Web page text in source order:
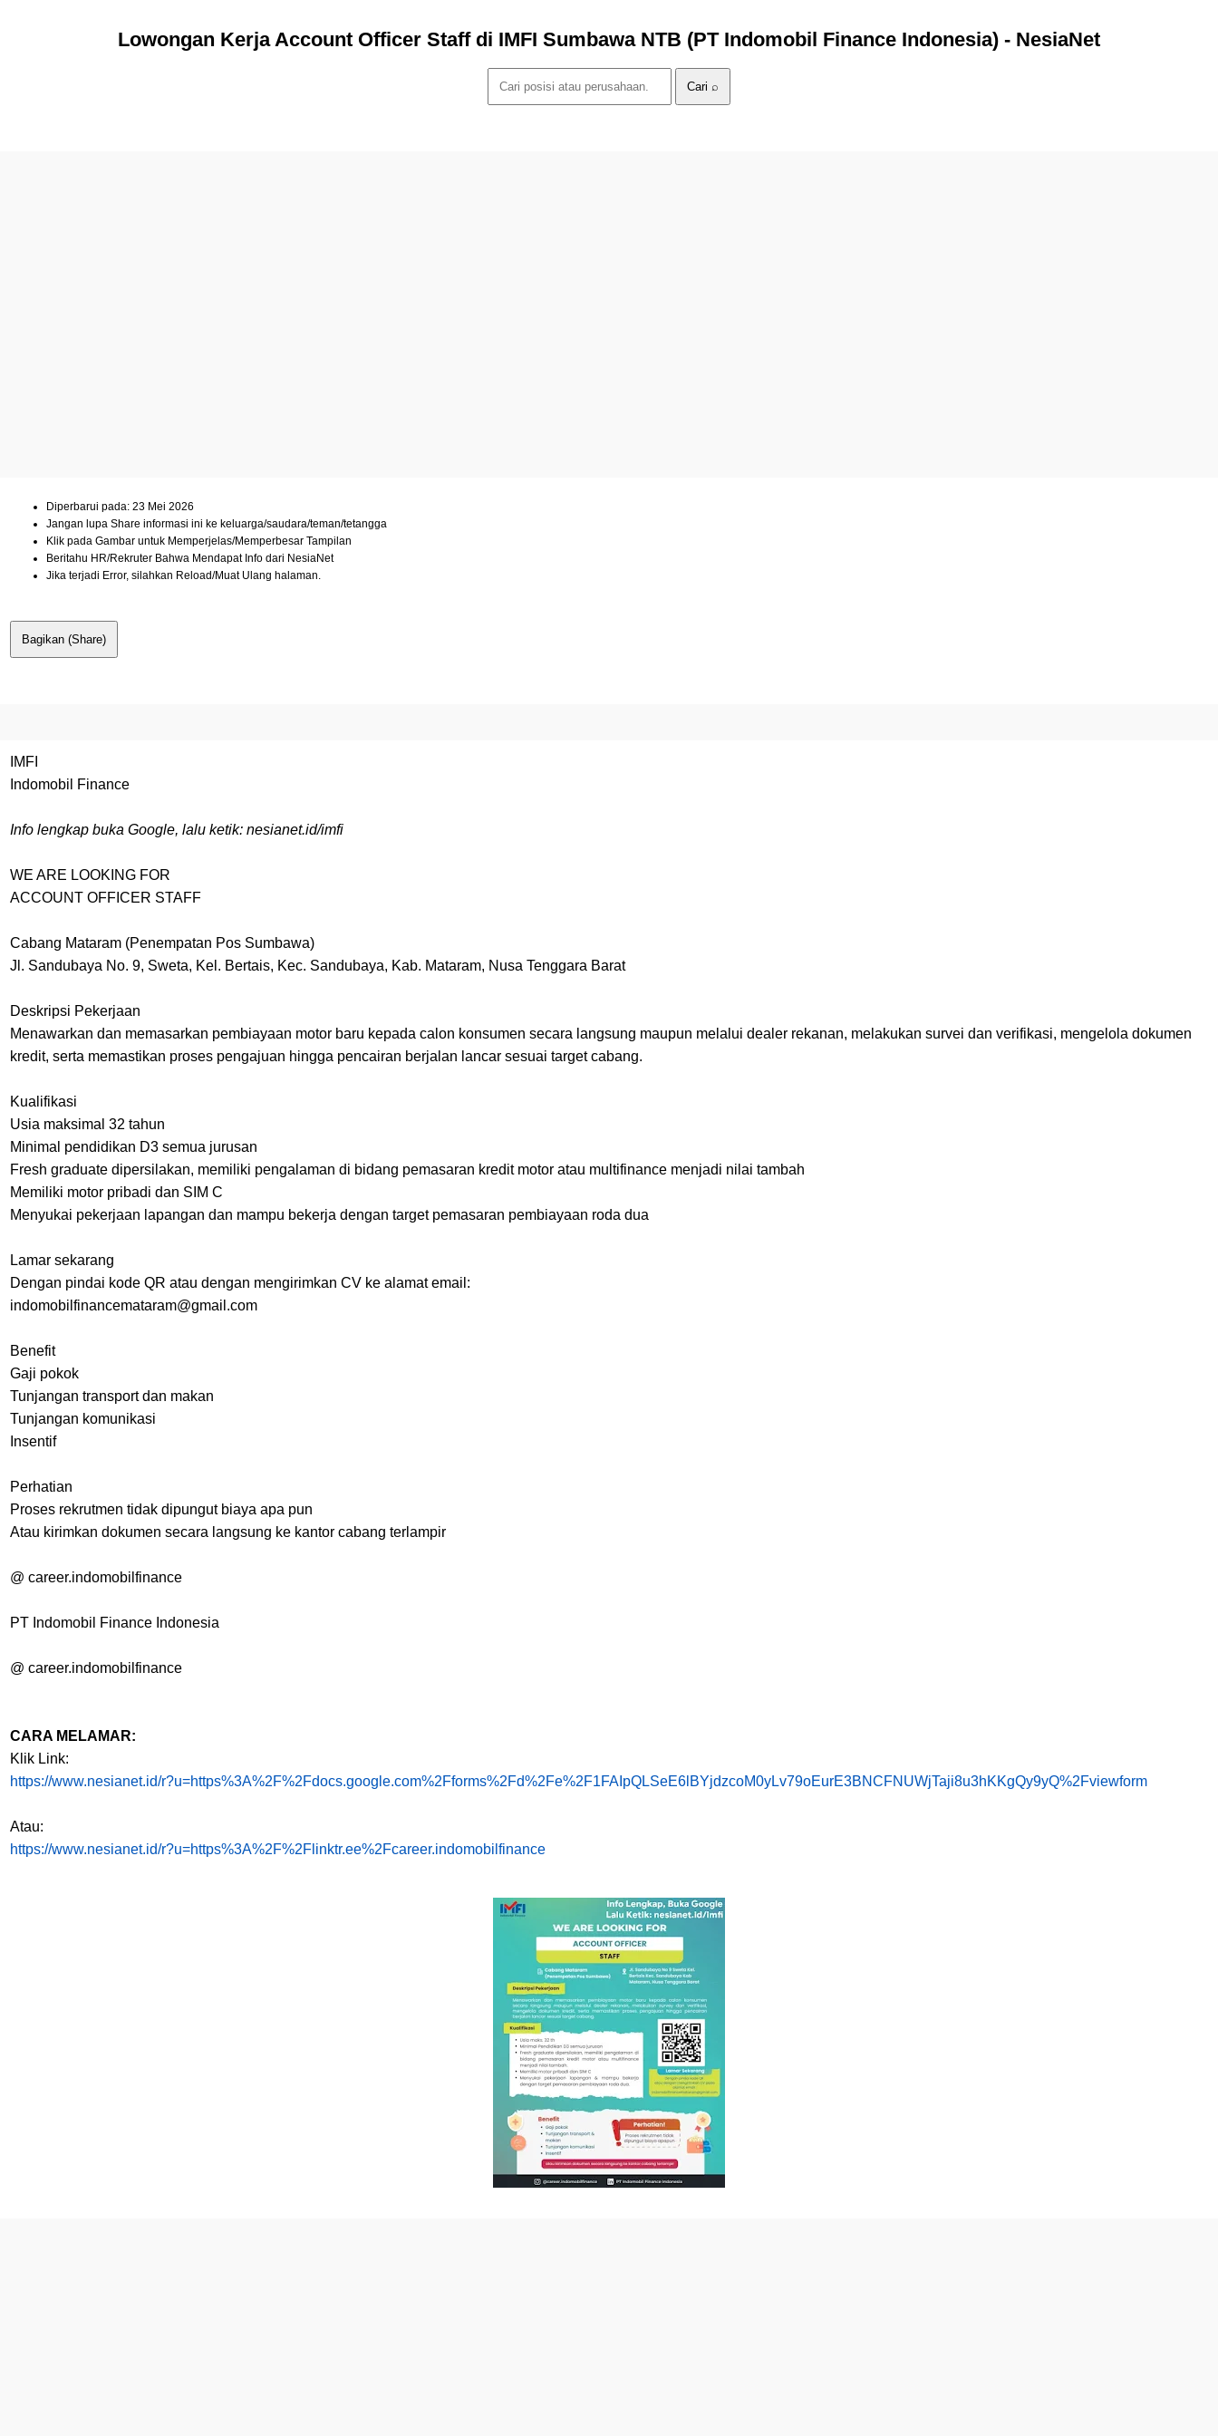
Lowongan Kerja Account Officer Staff di IMFI Sumbawa NTB (PT Indomobil Finance Indonesia) - NesiaNet
Cari ⌕
Diperbarui pada: 23 Mei 2026
Jangan lupa Share informasi ini ke keluarga/saudara/teman/tetangga
Klik pada Gambar untuk Memperjelas/Memperbesar Tampilan
Beritahu HR/Rekruter Bahwa Mendapat Info dari NesiaNet
Jika terjadi Error, silahkan Reload/Muat Ulang halaman.
Bagikan (Share)
IMFI
Indomobil Finance
Info lengkap buka Google, lalu ketik: nesianet.id/imfi
WE ARE LOOKING FOR
ACCOUNT OFFICER STAFF
Cabang Mataram (Penempatan Pos Sumbawa)
Jl. Sandubaya No. 9, Sweta, Kel. Bertais, Kec. Sandubaya, Kab. Mataram, Nusa Tenggara Barat
Deskripsi Pekerjaan
Menawarkan dan memasarkan pembiayaan motor baru kepada calon konsumen secara langsung maupun melalui dealer rekanan, melakukan survei dan verifikasi, mengelola dokumen
kredit, serta memastikan proses pengajuan hingga pencairan berjalan lancar sesuai target cabang.
Kualifikasi
Usia maksimal 32 tahun
Minimal pendidikan D3 semua jurusan
Fresh graduate dipersilakan, memiliki pengalaman di bidang pemasaran kredit motor atau multifinance menjadi nilai tambah
Memiliki motor pribadi dan SIM C
Menyukai pekerjaan lapangan dan mampu bekerja dengan target pemasaran pembiayaan roda dua
Lamar sekarang
Dengan pindai kode QR atau dengan mengirimkan CV ke alamat email:
indomobilfinancemataram@gmail.com
Benefit
Gaji pokok
Tunjangan transport dan makan
Tunjangan komunikasi
Insentif
Perhatian
Proses rekrutmen tidak dipungut biaya apa pun
Atau kirimkan dokumen secara langsung ke kantor cabang terlampir
@ career.indomobilfinance
PT Indomobil Finance Indonesia
@ career.indomobilfinance
CARA MELAMAR:
Klik Link:
https://www.nesianet.id/r?u=https%3A%2F%2Fdocs.google.com%2Fforms%2Fd%2Fe%2F1FAIpQLSeE6lBYjdzcoM0yLv79oEurE3BNCFNUWjTaji8u3hKKgQy9yQ%2Fviewform
Atau:
https://www.nesianet.id/r?u=https%3A%2F%2Flinktr.ee%2Fcareer.indomobilfinance